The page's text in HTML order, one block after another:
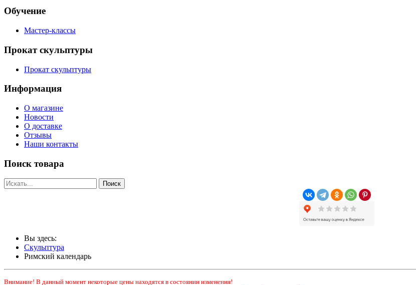
Обучение
Мастер-классы
Прокат скульптуры
Прокат скульптуры
Информация
О магазине
Новости
О доставке
Отзывы
Наши контакты
Поиск товара
Вы здесь:
Скульптура
Римский календарь
Внимание! В данный момент некоторые цены находятся в состоянии изменения!